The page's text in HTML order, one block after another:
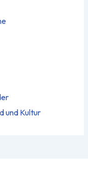
und Kultur